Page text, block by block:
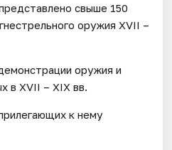
свыше 150
оружия XVII –
оружия и
в XVII – XIX вв.
к нему